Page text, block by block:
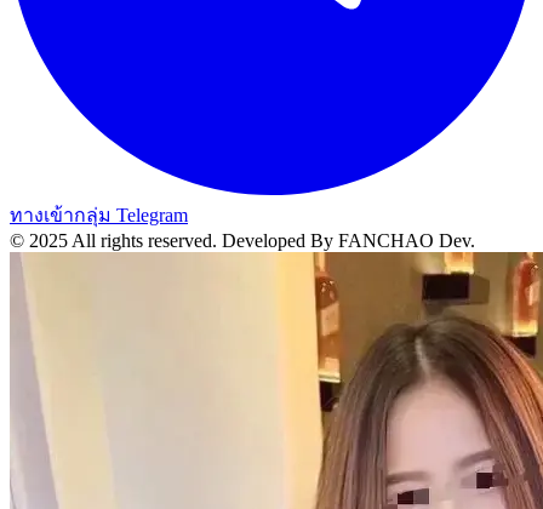
ทางเข้ากลุ่ม Telegram
© 2025 All rights reserved. Developed By FANCHAO Dev.